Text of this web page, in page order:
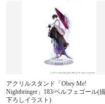
アクリルスタンド「Obey Me!
Nightbringer」183/ベルフェゴール(
下ろしイラスト)